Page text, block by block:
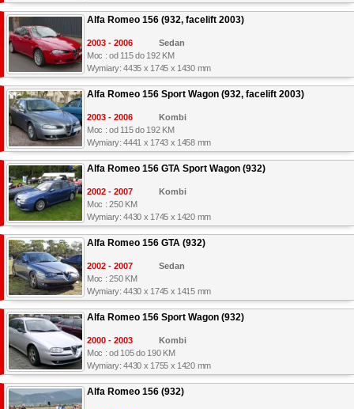
Alfa Romeo 156 (932, facelift 2003)
2003 - 2006
Sedan
Moc : od 115 do 192 KM
Wymiary: 4435 x 1745 x 1430 mm
Alfa Romeo 156 Sport Wagon (932, facelift 2003)
2003 - 2006
Kombi
Moc : od 115 do 192 KM
Wymiary: 4441 x 1743 x 1458 mm
Alfa Romeo 156 GTA Sport Wagon (932)
2002 - 2007
Kombi
Moc : 250 KM
Wymiary: 4430 x 1745 x 1420 mm
Alfa Romeo 156 GTA (932)
2002 - 2007
Sedan
Moc : 250 KM
Wymiary: 4430 x 1745 x 1415 mm
Alfa Romeo 156 Sport Wagon (932)
2000 - 2003
Kombi
Moc : od 105 do 190 KM
Wymiary: 4430 x 1755 x 1420 mm
Alfa Romeo 156 (932)